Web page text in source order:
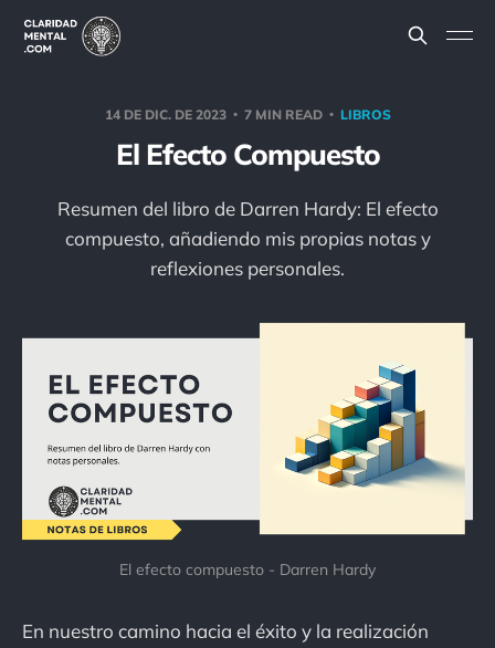
14 DE DIC. DE 2023 7 MIN READ LIBROS
El Efecto Compuesto
Resumen del libro de Darren Hardy: El efecto
compuesto, añadiendo mis propias notas y
reflexiones personales.
El efecto compuesto - Darren Hardy
En nuestro camino hacia el éxito y la realización